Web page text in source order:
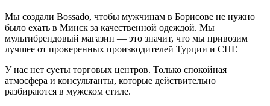
Мы создали Bossado, чтобы мужчинам в Борисове не нужно
было ехать в Минск за качественной одеждой. Мы
мультибрендовый магазин — это значит, что мы привозим
лучшее от проверенных производителей Турции и СНГ.
У нас нет суеты торговых центров. Только спокойная
атмосфера и консультанты, которые действительно
разбираются в мужском стиле.